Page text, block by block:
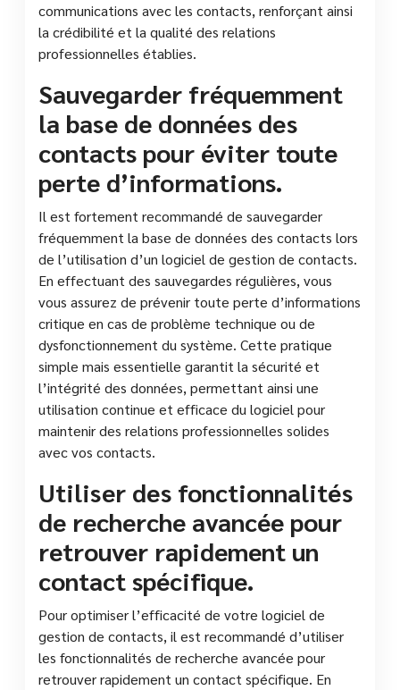
communications avec les contacts, renforçant ainsi
la crédibilité et la qualité des relations
professionnelles établies.
Sauvegarder fréquemment
la base de données des
contacts pour éviter toute
perte d’informations.
Il est fortement recommandé de sauvegarder
fréquemment la base de données des contacts lors
de l’utilisation d’un logiciel de gestion de contacts.
En effectuant des sauvegardes régulières, vous
vous assurez de prévenir toute perte d’informations
critique en cas de problème technique ou de
dysfonctionnement du système. Cette pratique
simple mais essentielle garantit la sécurité et
l’intégrité des données, permettant ainsi une
utilisation continue et efficace du logiciel pour
maintenir des relations professionnelles solides
avec vos contacts.
Utiliser des fonctionnalités
de recherche avancée pour
retrouver rapidement un
contact spécifique.
Pour optimiser l’efficacité de votre logiciel de
gestion de contacts, il est recommandé d’utiliser
les fonctionnalités de recherche avancée pour
retrouver rapidement un contact spécifique. En